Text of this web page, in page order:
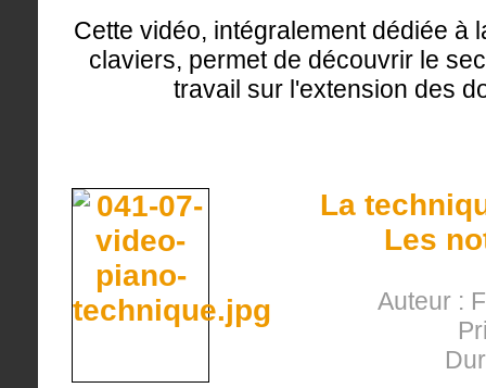
Cette vidéo, intégralement dédiée à
claviers, permet de découvrir le
travail sur l'extension des
La
Les
Auteur :